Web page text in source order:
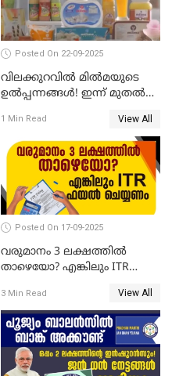
Posted On 22-09-2025
വിലക്കുറവിൽ മിൽമയുടെ
ഉൽപ്പന്നങ്ങൾ! ഇന്ന് മുതൽ
ഉപഭോക്താക്കൾക്ക്
1 Min Read View All
Posted On 17-09-2025
വരുമാനം 3 ലക്ഷത്തിൽ
താഴെയോ? എങ്കിലും ITR
3 Min Read View All